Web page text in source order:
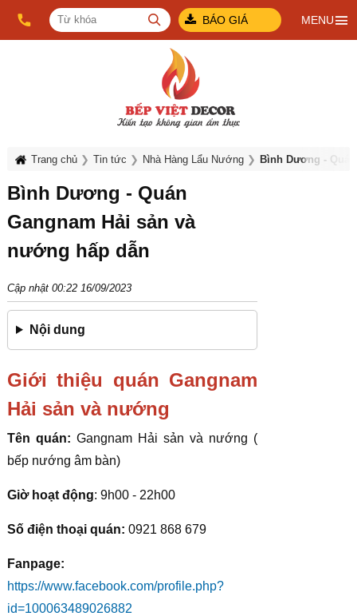
BÁO GIÁ MENU
Trang chủ Tin tức Nhà Hàng Lẩu Nướng Bình Dương -
Bình Dương - Quán
Gangnam Hải sản và
nướng hấp dẫn
Cập nhật 00:22 16/09/2023
Nội dung
Giới thiệu quán Gangnam
Hải sản và nướng
Tên quán: Gangnam Hải sản và nướng (
bếp nướng âm bàn)
Giờ hoạt động: 9h00 - 22h00
Số điện thoại quán: 0921 868 679
Fanpage:
https://www.facebook.com/profile.php?
id=100063489026882